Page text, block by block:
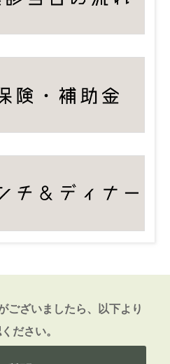
ございましたら、以下より
ださい。